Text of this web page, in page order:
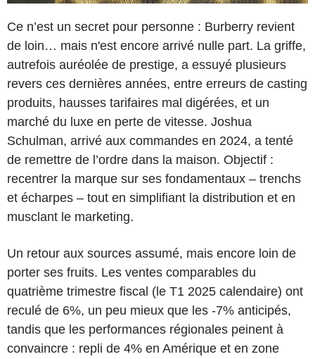
Ce n’est un secret pour personne : Burberry revient
de loin… mais n'est encore arrivé nulle part. La griffe,
autrefois auréolée de prestige, a essuyé plusieurs
revers ces dernières années, entre erreurs de casting
produits, hausses tarifaires mal digérées, et un
marché du luxe en perte de vitesse. Joshua
Schulman, arrivé aux commandes en 2024, a tenté
de remettre de l’ordre dans la maison. Objectif :
recentrer la marque sur ses fondamentaux – trenchs
et écharpes – tout en simplifiant la distribution et en
musclant le marketing.
Un retour aux sources assumé, mais encore loin de
porter ses fruits. Les ventes comparables du
quatrième trimestre fiscal (le T1 2025 calendaire) ont
reculé de 6%, un peu mieux que les -7% anticipés,
tandis que les performances régionales peinent à
convaincre : repli de 4% en Amérique et en zone